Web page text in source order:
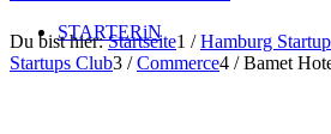
STARTERiN
Du bist hier: Startseite1 / Hamburg
Startups Club3 / Commerce4 / Bamet